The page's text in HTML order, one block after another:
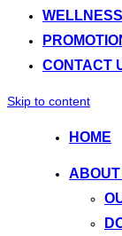
CONTACT
Skip to content
HOME
ABOUT